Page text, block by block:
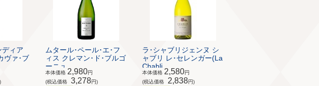
ディア
ヴァ･ブ
ムタール･ペール･エ･フ
ィス クレマン･ド･ブルゴ
ーニュ ...
本体価格 2,980円
(税込価格
3,278円)
ラ･シャブリジェンヌ シ
ャブリ レ･セレンガー(La
Chabli...
本体価格 2,580円
(税込価格
2,838円)